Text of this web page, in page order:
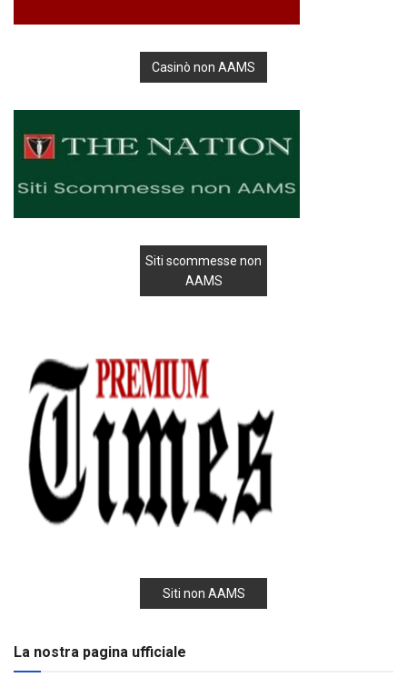
Casinò non AAMS
Siti scommesse non
AAMS
Siti non AAMS
La nostra pagina ufficiale